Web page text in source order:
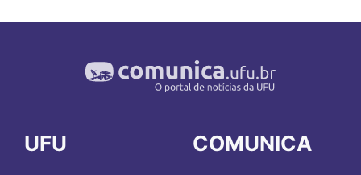
UFU COMUNICA